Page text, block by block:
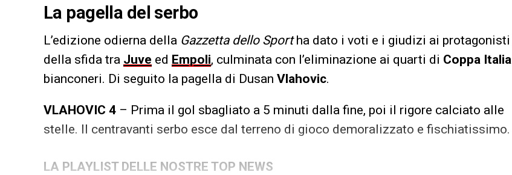
La pagella del serbo
L’edizione odierna della Gazzetta dello Sportha dato i voti e i giudizi ai protagonisti
della sfida tra Juve ed Empoli, culminata con l’eliminazione ai quarti di Coppa Italia
bianconeri. Di seguito la pagella di Dusan Vlahovic.
VLAHOVIC 4 – Prima il gol sbagliato a 5 minuti dalla fine, poi il rigore calciato alle
stelle. Il centravanti serbo esce dal terreno di gioco demoralizzato e fischiatissimo.
LA PLAYLIST DELLE NOSTRE TOP NEWS